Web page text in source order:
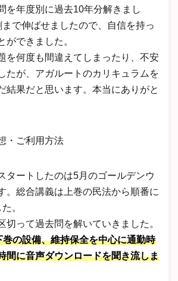
を年度別に過去10年分解きまし
で伸ばせましたので、自信を持っ
ができました。
を何度も間違えてしまったり、不安
たが、アガルートのカリキュラムを
結果だと思います。本当にありがと
・ご利用方法
タートしたのは5月のゴールデンウ
。総合講義は上巻の民法から順番に
。
切って過去問を解いていきました。
の設備、維持保全を中心に通勤時
間に音声ダウンロードを聞き流しま